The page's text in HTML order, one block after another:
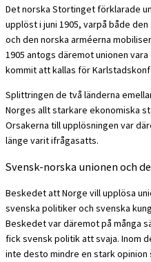
Det norska Stortinget förklarade
upplöst i juni 1905, varpå både den
och den norska arméerna
1905 antogs däremot unionen
kommit att kallas för
Splittringen de två länderna
Norges allt starkare ekonomiska
Orsakerna till upplösningen var
länge varit ifrågasatts.
Svensk-norska unionen och
Beskedet att Norge vill upplösa
svenska politiker och svenska
Beskedet var däremot på många
fick svensk politik att svaja. Inom
inte desto mindre en stark